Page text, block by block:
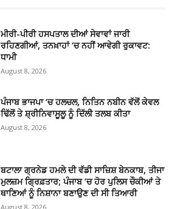
ਮੀਰੀ-ਪੀਰੀ ਹਸਪਤਾਲ ਦੀਆਂ ਸੇਵਾਵਾਂ ਜਾਰੀ
ਰਹਿਣਗੀਆਂ, ਤਨਖ਼ਾਹਾਂ ’ਚ ਨਹੀਂ ਆਵੇਗੀ ਰੁਕਾਵਟ:
ਧਾਮੀ
August 8, 2026
ਪੰਜਾਬ ਭਾਜਪਾ ’ਚ ਹਲਚਲ, ਨਿਤਿਨ ਨਬੀਨ ਵੱਲੋਂ ਕੇਵਲ
ਢਿੱਲੋਂ ਤੇ ਸ਼੍ਰੀਨਿਵਾਸੂਲੂ ਨੂੰ ਦਿੱਲੀ ਤਲਬ ਕੀਤਾ
August 8, 2026
ਬਟਾਲਾ ਗ੍ਰਨੇਡ ਹਮਲੇ ਦੀ ਵੱਡੀ ਸਾਜ਼ਿਸ਼ ਬੇਨਕਾਬ, ਤੀਜਾ
ਮੁਲਜ਼ਮ ਗ੍ਰਿਫ਼ਤਾਰ; ਪੰਜਾਬ ’ਚ ਹੋਰ ਪੁਲਿਸ ਚੌਕੀਆਂ ਤੇ
ਥਾਣਿਆਂ ਨੂੰ ਨਿਸ਼ਾਨਾ ਬਣਾਉਣ ਦੀ ਸੀ ਤਿਆਰੀ
August 8, 2026